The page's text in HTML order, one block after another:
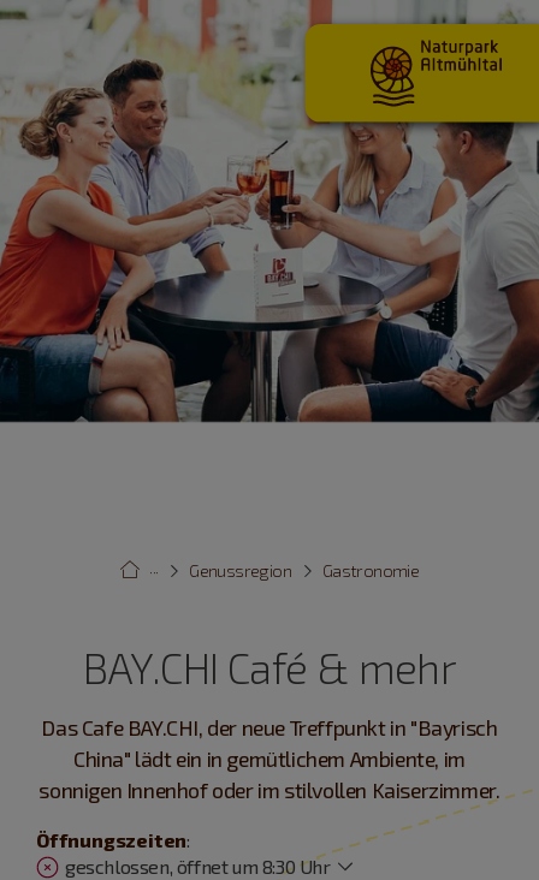
Gastronomie
Genussregion
···
BAY.CHI Café & mehr
Das Cafe BAY.CHI, der neue Treffpunkt in "Bayrisch
China" lädt ein in gemütlichem Ambiente, im
sonnigen Innenhof oder im stilvollen Kaiserzimmer.
Öffnungszeiten:
geschlossen, öffnet um 8:30 Uhr